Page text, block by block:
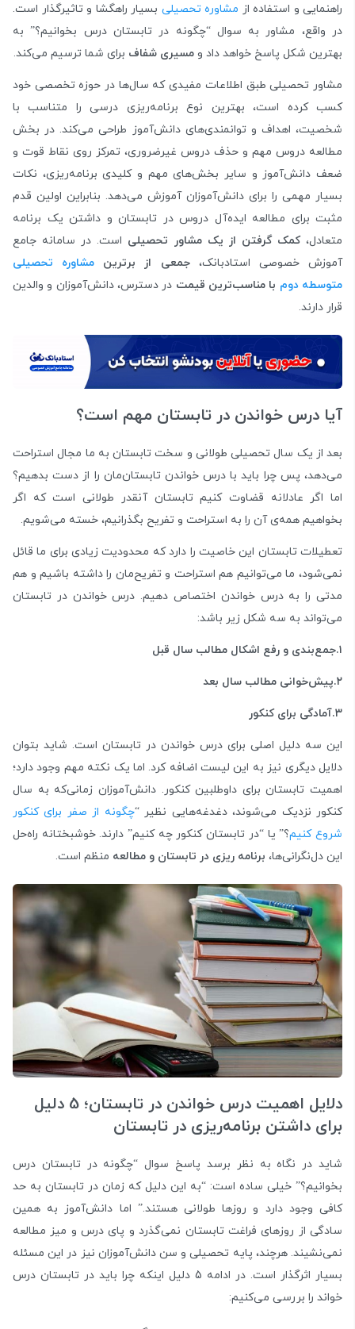
راهنمایی و استفاده از مشاوره تحصیلی بسیار راهگشا و تاثیر‌گذار است.
در واقع، مشاور به سوال “چگونه در تابستان درس بخوانیم؟” به
بهترین شکل پاسخ خواهد داد و مسیری شفاف برای شما ترسیم می‌کند.
مشاور تحصیلی طبق اطلاعات مفیدی که سال‌ها در حوزه تخصصی خود
کسب کرده است، بهترین نوع برنامه‌ریزی درسی را متناسب با
شخصیت، اهداف و توانمندی‌های دانش‌آموز طراحی می‌کند. در بخش
مطالعه دروس مهم و حذف دروس غیرضروری، تمرکز روی نقاط قوت و
ضعف دانش‌آموز و سایر بخش‌های مهم و کلیدی برنامه‌ریزی، نکات
بسیار مهمی را برای دانش‌آموزان آموزش می‌دهد. بنابراین اولین قدم
مثبت برای مطالعه ایده‌آل دروس در تابستان و داشتن یک برنامه
متعادل،کمک گرفتن از یک مشاور تحصیلی است. در سامانه جامع
آموزش خصوصی استادبانک،جمعی از برترین مشاوره تحصیلی
متوسطه دوم با مناسب‌ترین قیمت در دسترس، دانش‌آموزان و والدین
قرار دارند.
آیا درس خواندن در تابستان مهم است؟
بعد از یک سال تحصیلی طولانی و سخت تابستان به ما مجال استراحت
می‌دهد، پس چرا باید با درس خواندن تابستان‌مان را از دست بدهیم؟
اما اگر عادلانه قضاوت کنیم تابستان آنقدر طولانی است که اگر
بخواهیم همه‌ی آن را به استراحت و تفریح بگذرانیم، خسته می‌شویم.
تعطیلات تابستان این خاصیت را دارد که محدودیت زیادی برای ما قائل
نمی‌شود، ما می‌توانیم هم استراحت و تفریح‌مان را داشته باشیم و هم
مدتی را به درس خواندن اختصاص دهیم. درس خواندن در تابستان
می‌تواند به سه شکل زیر باشد:
۱.جمع‌بندی و رفع اشکال مطالب سال قبل
۲.پیش‌خوانی مطالب سال بعد
۳.آمادگی برای کنکور
این سه دلیل اصلی برای درس خواندن در تابستان است. شاید بتوان
دلایل دیگری نیز به این لیست اضافه کرد. اما یک نکته مهم وجود دارد؛
اهمیت تابستان برای داوطلبین کنکور. دانش‌آموزان زمانی‌که به سال
کنکور نزدیک می‌شوند، دغدغه‌هایی نظیر “چگونه از صفر برای کنکور
شروع کنیم؟” یا “در تابستان کنکور چه کنیم” دارند. خوشبختانه راه‌حل
این دل‌نگرانی‌ها، برنامه ریزی در تابستان و مطالعه‌ منظم است.
دلایل اهمیت درس خواندن در تابستان؛ 5 دلیل
برای داشتن برنامه‌ریزی در تابستان
شاید در نگاه به نظر برسد پاسخ سوال “چگونه در تابستان درس
بخوانیم؟” خیلی ساده است: “به این دلیل که زمان در تابستان به حد
کافی وجود دارد و روزها طولانی هستند.” اما دانش‌‌آموز به همین
سادگی از روزهای فراغت تابستان نمی‌گذرد و پای درس و میز مطالعه
نمی‌نشیند. هرچند، پایه تحصیلی و سن دانش‌آموزان نیز در این مسئله
بسیار اثرگذار است. در ادامه 5 دلیل اینکه چرا باید در تابستان درس
خواند را بررسی می‌کنیم: